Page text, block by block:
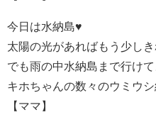
今日は水納島♥
太陽の光があればもう少し
でも雨の中水納島まで行けて
キホちゃんの数々のウミウ
【ママ】